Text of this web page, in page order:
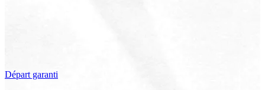
Départ garanti